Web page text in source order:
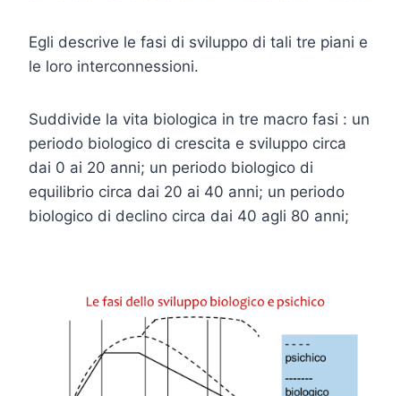
Egli descrive le fasi di sviluppo di tali tre piani e
le loro interconnessioni.
Suddivide la vita biologica in tre macro fasi : un
periodo biologico di crescita e sviluppo circa
dai 0 ai 20 anni; un periodo biologico di
equilibrio circa dai 20 ai 40 anni; un periodo
biologico di declino circa dai 40 agli 80 anni;